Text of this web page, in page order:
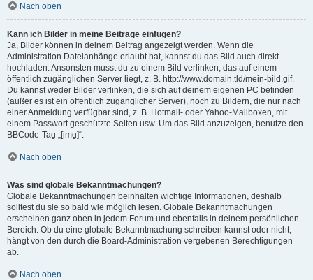
Nach oben
Kann ich Bilder in meine Beiträge einfügen?
Ja, Bilder können in deinem Beitrag angezeigt werden. Wenn die
Administration Dateianhänge erlaubt hat, kannst du das Bild auch direkt
hochladen. Ansonsten musst du zu einem Bild verlinken, das auf einem
öffentlich zugänglichen Server liegt, z. B. http://www.domain.tld/mein-bild.gif.
Du kannst weder Bilder verlinken, die sich auf deinem eigenen PC befinden
(außer es ist ein öffentlich zugänglicher Server), noch zu Bildern, die nur nach
einer Anmeldung verfügbar sind, z. B. Hotmail- oder Yahoo-Mailboxen, mit
einem Passwort geschützte Seiten usw. Um das Bild anzuzeigen, benutze den
BBCode-Tag „[img]“.
Nach oben
Was sind globale Bekanntmachungen?
Globale Bekanntmachungen beinhalten wichtige Informationen, deshalb
solltest du sie so bald wie möglich lesen. Globale Bekanntmachungen
erscheinen ganz oben in jedem Forum und ebenfalls in deinem persönlichen
Bereich. Ob du eine globale Bekanntmachung schreiben kannst oder nicht,
hängt von den durch die Board-Administration vergebenen Berechtigungen
ab.
Nach oben